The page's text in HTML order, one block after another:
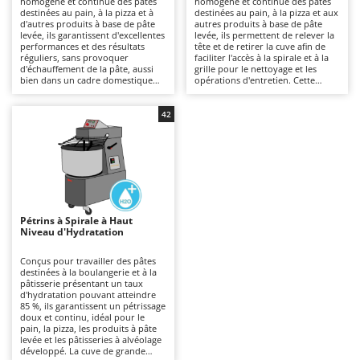
Autolaveuses
Autres produits
B
Balayeuses
Bancs de scie pour le bois - Scies à bûches
Barbecues
Bennes pour tracteur
Brosses pour sols extérieurs
Brouettes à moteur
Broyeurs à axe horizontal pour tracteur
Butteurs pour tracteur
C
Chargeurs de batterie - Démarreurs
Charrues pour tracteur
Ambrogio Robot
Annovi Reverberi
ANTHBOT
Archman
Ardes
Argo
Ariete
Artus
Attila
Awelco
B
Baesso
Bahco
destinées au pain, à la pizza et à
d'autres produits à base de pâte
levée, ils garantissent d'excellentes
performances et des résultats
réguliers, sans provoquer
d'échauffement de la pâte, aussi
bien dans un cadre domestique
tête fixe ne permet pas de retirer
la cuve, mais constitue une
solution plus économique que les
modèles à tête relevable ou à cuve
amovible. Comparés à des
machines plus polyvalentes,
comme les batteurs mélangeurs
planétaires, ces pétrins sont moins
adaptés aux pâtes enrichies
contenant des œufs, mais offrent
une plus grande robustesse ainsi
fonctionnement. Afin de préserver
des performances constantes, il
faut nettoyer soigneusement la
cuve, la spirale et la grille après
chaque utilisation.
destinées au pain, à la pizza et aux
autres produits à base de pâte
levée, ils permettent de relever la
tête et de retirer la cuve afin de
faciliter l'accès à la spirale et à la
grille pour le nettoyage et les
opérations d'entretien. Cette
Pétrins à Spirale à Haut
Niveau d'Hydratation
Conçus pour travailler des pâtes
destinées à la boulangerie et à la
pâtisserie présentant un taux
d'hydratation pouvant atteindre
85 %, ils garantissent un pétrissage
doux et continu, idéal pour le
pain, la pizza, les produits à pâte
levée et les pâtisseries à alvéolage
développé. La cuve de grande
42